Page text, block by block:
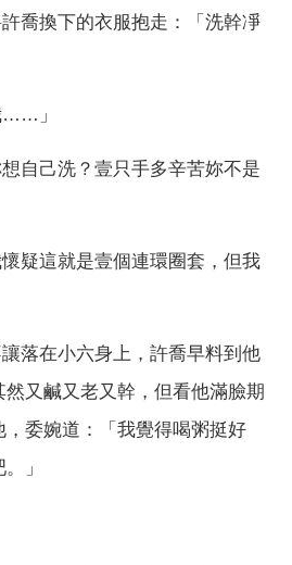
喬換下的衣服抱走：「洗幹凈
」
己洗？壹只手多辛苦妳不是
這就是壹個連環圈套，但我
落在小六身上，許喬早料到他
又鹹又老又幹，但看他滿臉期
委婉道：「我覺得喝粥挺好
」